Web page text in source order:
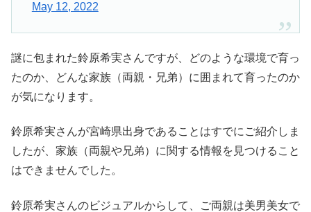
May 12, 2022
謎に包まれた鈴原希実さんですが、どのような環境で育っ
たのか、どんな家族（両親・兄弟）に囲まれて育ったのか
が気になります。
鈴原希実さんが宮崎県出身であることはすでにご紹介しま
したが、家族（両親や兄弟）に関する情報を見つけること
はできませんでした。
鈴原希実さんのビジュアルからして、ご両親は美男美女で